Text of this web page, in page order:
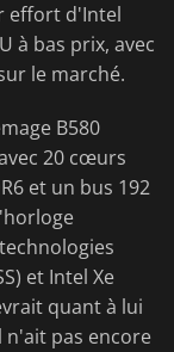
effort d'Intel
à bas prix, avec
le marché.
B580
20 cœurs
et un bus 192
et Intel Xe
quant à lui
pas encore